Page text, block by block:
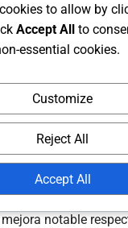
en las
los jugadores
puntuación más
tecnología y
jugadores refinar
sus técnicas y
en los promedios
jugadores ahora
notable
to allow by
Accept All to
essential cookies.
Customize
Reject All
Accept All